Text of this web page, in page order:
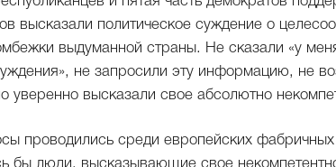
высказали политическое суждение о
выдуманной страны. Не сказали «у
не запросили эту информацию, не
уверенно высказали свое абсолютно
проводились среди европейских
бы люди, высказывающие свое